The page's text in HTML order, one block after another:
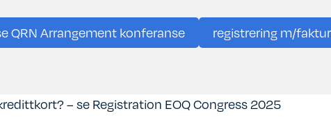
QRN Arrangement konferanse registrering m/
– se Registration EOQ Congress 2025